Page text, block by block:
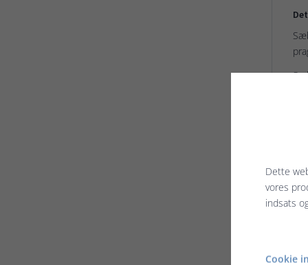
Dette
vores
indsats
Cookie